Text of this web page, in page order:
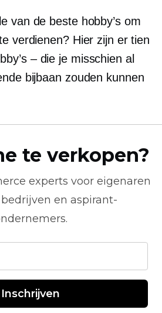
van de beste hobby’s om
verdienen? Hier zijn er tien
– die je misschien al
bijbaan zouden kunnen
te verkopen?
experts voor eigenaren
en aspirant-
Inschrijven